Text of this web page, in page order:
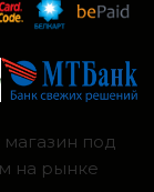
под
на рынке